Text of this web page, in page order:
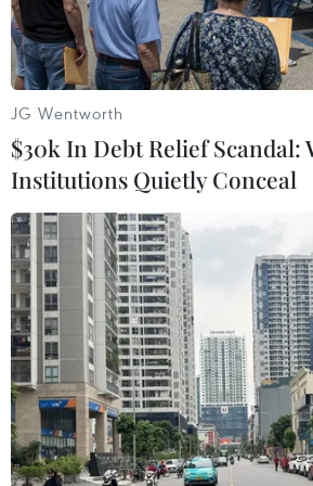
đô.
Ủy viên Ban chấp hành Trung ương
thường trực Ban Dân vận Trung ương
viên Ban chấp hành Trung ương Đảng,
Thành ủy Hà Nội Nguyễn Thị Tuyến
niên sống đẹp” năm 2021 (Ảnh:
JG Wentworth
$30k In Debt Relief Scandal:
Institutions Quietly Conceal